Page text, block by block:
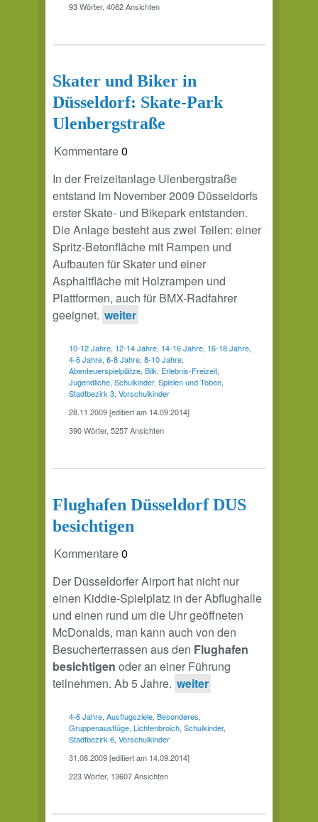
93 Wörter, 4062 Ansichten
Skater und Biker in
Düsseldorf: Skate-Park
Ulenbergstraße
Kommentare0
In der Freizeitanlage Ulenbergstraße
entstand im November 2009 Düsseldorfs
erster Skate- und Bikepark entstanden.
Die Anlage besteht aus zwei Teilen: einer
Spritz-Betonfläche mit Rampen und
Aufbauten für Skater und einer
Asphaltfläche mit Holzrampen und
Plattformen, auch für BMX-Radfahrer
geeignet. weiter
10-12 Jahre, 12-14 Jahre, 14-16 Jahre, 16-18 Jahre,
4-6 Jahre, 6-8 Jahre, 8-10 Jahre,
Abenteuerspielplätze, Bilk, Erlebnis-Freizeit,
Jugendliche, Schulkinder, Spielen und Toben,
Stadtbezirk 3, Vorschulkinder
28.11.2009 [editiert am 14.09.2014]
390 Wörter, 5257 Ansichten
Flughafen Düsseldorf DUS
besichtigen
Kommentare0
Der Düsseldorfer Airport hat nicht nur
einen Kiddie-Spielplatz in der Abflughalle
und einen rund um die Uhr geöffneten
McDonalds, man kann auch von den
Besucherterrassen aus den Flughafen
besichtigen oder an einer Führung
teilnehmen. Ab 5 Jahre. weiter
4-6 Jahre, Ausflugsziele, Besonderes,
Gruppenausflüge, Lichtenbroich, Schulkinder,
Stadtbezirk 6, Vorschulkinder
31.08.2009 [editiert am 14.09.2014]
223 Wörter, 13607 Ansichten